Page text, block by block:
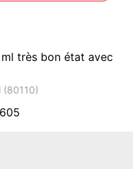
très bon état avec
(80110)